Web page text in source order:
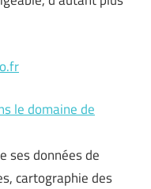
le domaine de
ses données de
cartographie des